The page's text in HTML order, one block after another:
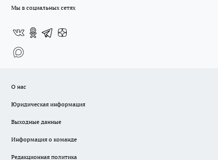
Мы в социальных сетях
О нас
Юридическая информация
Выходные данные
Информация о команде
Редакционная политика